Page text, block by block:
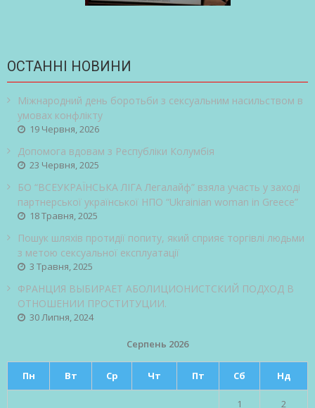
ОСТАННІ НОВИНИ
Міжнародний день боротьби з сексуальним насильством в
умовах конфлікту
19 Червня, 2026
Допомога вдовам з Республіки Колумбія
23 Червня, 2025
БО “ВСЕУКРАЇНСЬКА ЛІГА Легалайф” взяла участь у заході
партнерської української НПО “Ukrainian woman in Greece”
18 Травня, 2025
Пошук шляхів протидії попиту, який сприяє торгівлі людьми
з метою сексуальної експлуатації
3 Травня, 2025
ФРАНЦИЯ ВЫБИРАЕТ АБОЛИЦИОНИСТСКИЙ ПОДХОД В
ОТНОШЕНИИ ПРОСТИТУЦИИ.
30 Липня, 2024
Серпень 2026
Пн Вт Ср Чт Пт Сб Нд
1 2